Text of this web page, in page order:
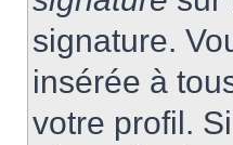
signature.
insérée à
votre profil.